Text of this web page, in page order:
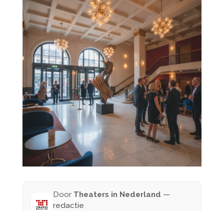
Door Theaters in Nederland —
redactie